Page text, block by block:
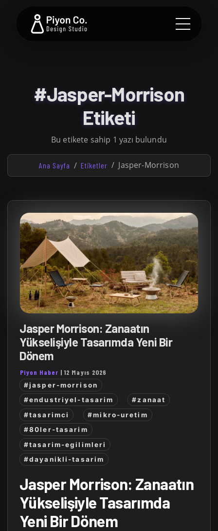
#Jasper-Morrison
Etiketi
Bu etikete sahip 1 yazı bulundu
Ana Sayfa Etiketler Jasper-Morrison
Jasper Morrison: Zanaatın
Yükselişiyle Tasarımda Yeni Bir
Dönem
Piyon Haber |12 Mayıs 2026
#jasper-morrison
#endustriyel-tasarim
#zanaat
#tasarimci
#mikro-uretim
#80ler-tasarim
#tasarim-egilimleri
#dayanikli-tasarim
Jasper Morrison: Zanaatın
Yükselişiyle Tasarımda
Yeni Bir Dönem